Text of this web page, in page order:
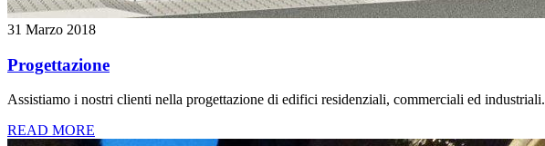
31 Marzo 2018
Progettazione
Assistiamo i nostri clienti nella progettazione di edifici residenziali, commerciali ed industriali.
READ MORE